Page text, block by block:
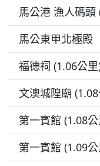
馬公港 漁人碼頭
馬公東甲北極殿
福德祠 (1.06公里
文澳城隍廟
第一賓館 (1.08
第一賓館 (1.09